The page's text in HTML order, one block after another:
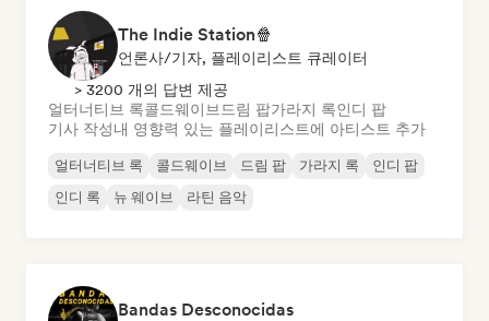
The Indie Station🍿
언론사/기자, 플레이리스트 큐레이터
> 3200 개의 답변 제공
얼터너티브 록콜드웨이브 드림 팝가라지 록인디 팝
기사 작성내 영향력 있는 플레이리스트에 아티스트 추가
얼터너티브 록 콜드웨이브 드림 팝 가라지 록
인디 팝
인디 록
뉴 웨이브 라틴 음악
Bandas Desconocidas